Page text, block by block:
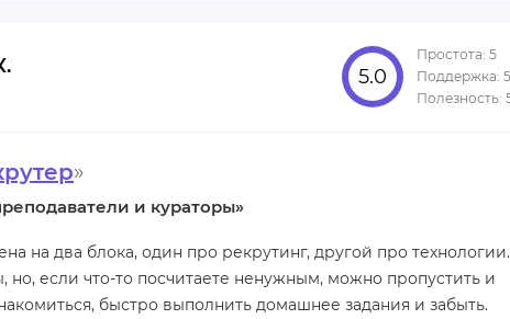
5.0
»
и кураторы»
на два блока, один про рекрутинг, другой про технологии.
но, если что-то посчитаете ненужным, можно пропустить и
быстро выполнить домашнее задания и забыть.